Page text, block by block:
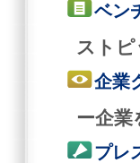
ベン
ストピ
企業
ー企業
プレ